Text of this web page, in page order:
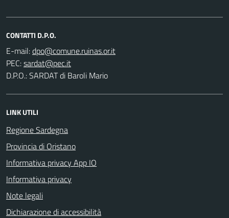
CONTATTI D.P.O.
E-mail:
PEC:
D.P.O.: SARDAT di Baroli Mario
LINK UTILI
Regione Sardegna
Provincia di Oristano
Informativa privacy App IO
Informativa privacy
Note legali
Dichiarazione di accessibilità